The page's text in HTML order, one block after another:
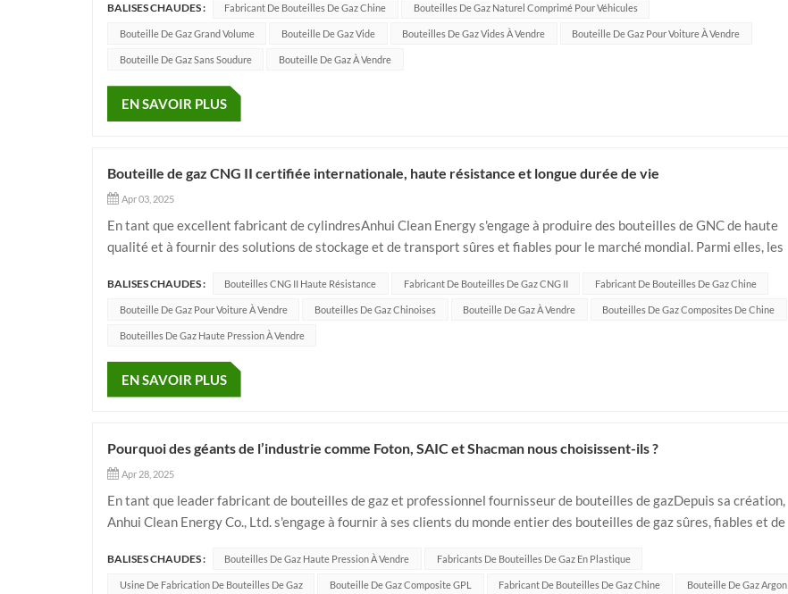
BALISES CHAUDES : Fabricant De Bouteilles De Gaz Chine Bouteilles De Gaz Naturel Comprimé Pour Véhicules
Bouteille De Gaz Grand Volume Bouteille De Gaz Vide Bouteilles De Gaz Vides À Vendre Bouteille De Gaz Pour Voiture À Vendre
Bouteille De Gaz Sans Soudure Bouteille De Gaz À Vendre
EN SAVOIR PLUS
Bouteille de gaz CNG II certifiée internationale, haute résistance et longue durée de vie
Apr 03, 2025
En tant que excellent fabricant de cylindresAnhui Clean Energy s'engage à produire des bouteilles de GNC de haute
qualité et à fournir des solutions de stockage et de transport sûres et fiables pour le marché mondial. Parmi elles, les
BALISES CHAUDES : Bouteilles CNG II Haute Résistance Fabricant De Bouteilles De Gaz CNG II Fabricant De Bouteilles De Gaz Chine
Bouteille De Gaz Pour Voiture À Vendre Bouteilles De Gaz Chinoises Bouteille De Gaz À Vendre Bouteilles De Gaz Composites De Chine
Bouteilles De Gaz Haute Pression À Vendre
EN SAVOIR PLUS
Pourquoi des géants de l’industrie comme Foton, SAIC et Shacman nous choisissent-ils ?
Apr 28, 2025
En tant que leader fabricant de bouteilles de gaz et professionnel fournisseur de bouteilles de gazDepuis sa création,
Anhui Clean Energy Co., Ltd. s'engage à fournir à ses clients du monde entier des bouteilles de gaz sûres, fiables et de
BALISES CHAUDES : Bouteilles De Gaz Haute Pression À Vendre Fabricants De Bouteilles De Gaz En Plastique
Usine De Fabrication De Bouteilles De Gaz Bouteille De Gaz Composite GPL Fabricant De Bouteilles De Gaz Chine Bouteille De Gaz Argon